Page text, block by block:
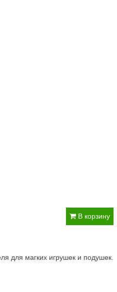
В корзину
для магких игрушек и подушек.